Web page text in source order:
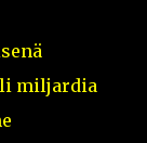
miljardia